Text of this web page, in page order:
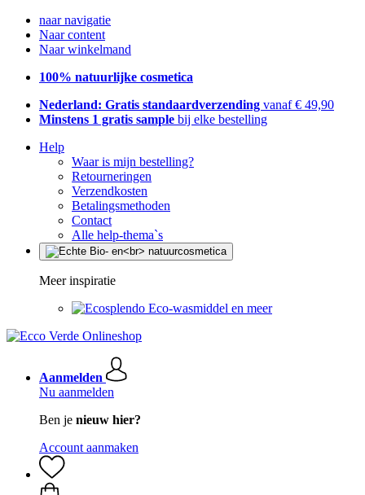
naar navigatie
Naar content
Naar winkelmand
100% natuurlijke cosmetica
Nederland: Gratis standaardverzending vanaf € 49,90
Minstens 1 gratis sample bij elke bestelling
Help
Waar is mijn bestelling?
Retourneringen
Verzendkosten
Betalingsmethoden
Contact
Alle help-thema`s
Meer inspiratie
Eco-wasmiddel en meer
Aanmelden
Nu aanmelden
Ben je nieuw hier?
Account aanmaken